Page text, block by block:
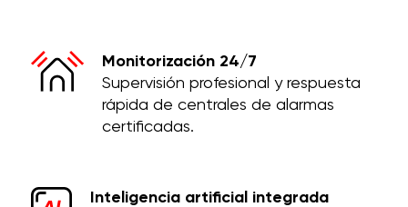
Monitorización 24/7
Supervisión profesional y respuesta
rápida de centrales de alarmas
certificadas.
Inteligencia artificial integrada